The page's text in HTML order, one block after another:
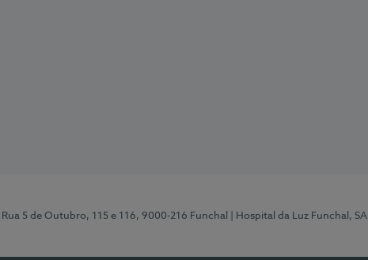
| Rua 5 de Outubro, 115 e 116, 9000-216 Funchal | Hospital da Luz Funchal, SA